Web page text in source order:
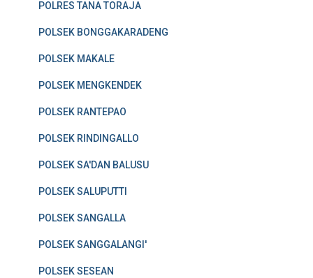
POLRES TANA TORAJA
POLSEK BONGGAKARADENG
POLSEK MAKALE
POLSEK MENGKENDEK
POLSEK RANTEPAO
POLSEK RINDINGALLO
POLSEK SA'DAN BALUSU
POLSEK SALUPUTTI
POLSEK SANGALLA
POLSEK SANGGALANGI'
POLSEK SESEAN